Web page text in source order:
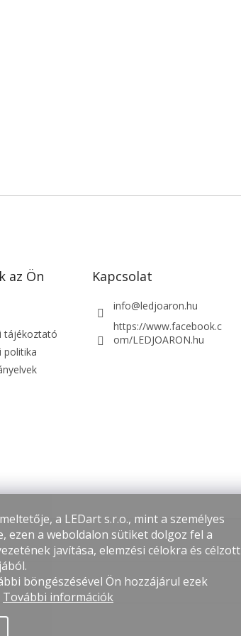
a LEDart s.r.o., mint a személyes
ezen a weboldalon sütiket dolgoz fel a
javítása, elemzési célokra és célzott
böngészésével Ön hozzájárul ezek
További információk
az Ön
tájékoztató
politika
Kapcsolat
info@ledjoaron.hu
https://www.facebook.c
om/LEDJOARON.hu